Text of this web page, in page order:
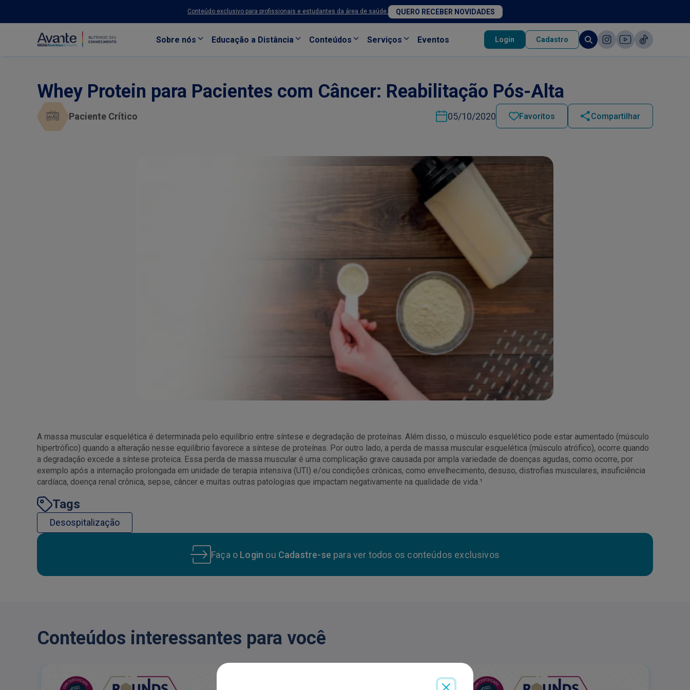
Conteúdo exclusivo para profissionais e estudantes da área de saúde. QUERO RECEBER NOVIDADES
Sobre nós Educação a Distância Conteúdos Serviços Eventos Login Cadastro
Whey Protein para Pacientes com Câncer: Reabilitação Pós-Alta
Paciente Crítico 05/10/2020 Favoritos Compartilhar
A massa muscular esquelética é determinada pelo equilíbrio entre síntese e degradação de proteínas. Além disso, o músculo esquelético pode estar aumentado (músculo
hipertrófico) quando a alteração nesse equilíbrio favorece a síntese de proteínas. Por outro lado, a perda de massa muscular esquelética (músculo atrófico), ocorre quando
a degradação excede a síntese proteica. Essa perda de massa muscular é uma complicação grave causada por ampla variedade de doenças agudas, como ocorre, por
exemplo após a internação prolongada em unidade de terapia intensiva (UTI) e/ou condições crônicas, como envelhecimento, desuso, distrofias musculares, insuficiência
cardíaca, doença renal crônica, sepse, câncer e muitas outras patologias que impactam negativamente na qualidade de vida.¹
Tags
Desospitalização
Faça o Login ou Cadastre-se para ver todos os conteúdos exclusivos
Conteúdos interessantes para você